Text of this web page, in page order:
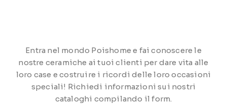
Entra nel mondo Poishome e fai conoscere le
nostre ceramiche ai tuoi clienti per dare vita alle
loro case e costruire i ricordi delle loro occasioni
speciali! Richiedi informazioni sui nostri
cataloghi compilando il form.